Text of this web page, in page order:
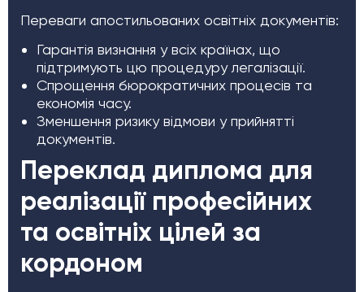
Переваги апостильованих освітніх документів:
Гарантія визнання у всіх країнах, що
підтримують цю процедуру легалізації.
Спрощення бюрократичних процесів та
економія часу.
Зменшення ризику відмови у прийнятті
документів.
Переклад диплома для
реалізації професійних
та освітніх цілей за
кордоном